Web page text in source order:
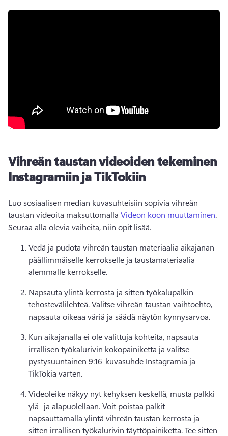
Vihreän taustan videoiden tekeminen
Instagramiin ja TikTokiin
Luo sosiaalisen median kuvasuhteisiin sopivia vihreän
taustan videoita maksuttomalla Videon koon muuttaminen
Seuraa alla olevia vaiheita, niin opit lisää.
Vedä ja pudota vihreän taustan materiaalia aikajanan
päällimmäiselle kerrokselle ja taustamateriaalia
alemmalle kerrokselle.
Napsauta ylintä kerrosta ja sitten työkalupalkin
tehostevälilehteä. Valitse vihreän taustan vaihtoehto,
napsauta oikeaa väriä ja säädä näytön kynnysarvoa.
Kun aikajanalla ei ole valittuja kohteita, napsauta
irrallisen työkalurivin kokopainiketta ja valitse
pystysuuntainen 9:16-kuvasuhde Instagramia ja
TikTokia varten.
Videoleike näkyy nyt kehyksen keskellä, musta palkki
ylä- ja alapuolellaan. Voit poistaa palkit
napsauttamalla ylintä vihreän taustan kerrosta ja
sitten irrallisen työkalurivin täyttöpainiketta. Tee sitten